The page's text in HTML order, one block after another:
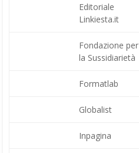
Editoriale
Linkiesta.it
Fondazione per
la Sussidiarietà
Formatlab
Globalist
Inpagina